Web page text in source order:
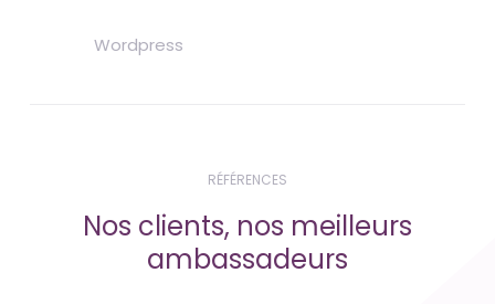
Wordpress
RÉFÉRENCES
Nos clients, nos meilleurs
ambassadeurs